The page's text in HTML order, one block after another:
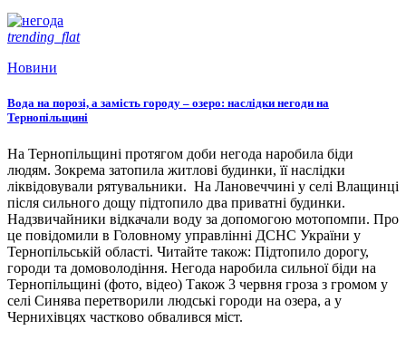
trending_flat
Новини
Вода на порозі, а замість городу – озеро: наслідки негоди на
Тернопільщині
На Тернопільщині протягом доби негода наробила біди
людям. Зокрема затопила житлові будинки, її наслідки
ліквідовували рятувальники. На Лановеччині у селі Влащинці
після сильного дощу підтопило два приватні будинки.
Надзвичайники відкачали воду за допомогою мотопомпи. Про
це повідомили в Головному управлінні ДСНС України у
Тернопільській області. Читайте також: Підтопило дорогу,
городи та домоволодіння. Негода наробила сильної біди на
Тернопільщині (фото, відео) Також 3 червня гроза з громом у
селі Синява перетворили людські городи на озера, а у
Чернихівцях частково обвалився міст.